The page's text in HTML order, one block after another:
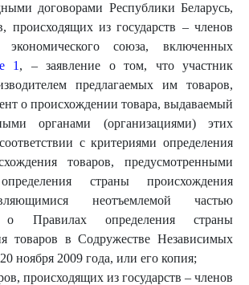
договорами Республики Беларусь,
происходящих из государств – членов
экономического союза, включенных
1 , – заявление о том, что участник
предлагаемых им товаров,
о происхождении товара, выдаваемый
органами (организациями) этих
с критериями определения
товаров, предусмотренными
страны происхождения
неотъемлемой частью
о Правилах определения страны
товаров в Содружестве Независимых
ноября 2009 года, или его копия;
происходящих из государств – членов